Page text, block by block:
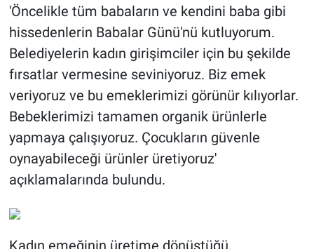
'Öncelikle tüm babaların ve kendini baba gibi
hissedenlerin Babalar Günü'nü kutluyorum.
Belediyelerin kadın girişimciler için bu şekilde
fırsatlar vermesine seviniyoruz. Biz emek
veriyoruz ve bu emeklerimizi görünür kılıyorlar.
Bebeklerimizi tamamen organik ürünlerle
yapmaya çalışıyoruz. Çocukların güvenle
oynayabileceği ürünler üretiyoruz'
açıklamalarında bulundu.